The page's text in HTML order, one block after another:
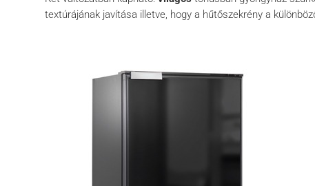
textúrájának javítása illetve, hogy a hűtőszekrény a